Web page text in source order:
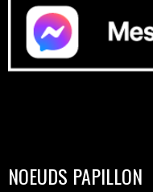
NOEUDS PAPILLON